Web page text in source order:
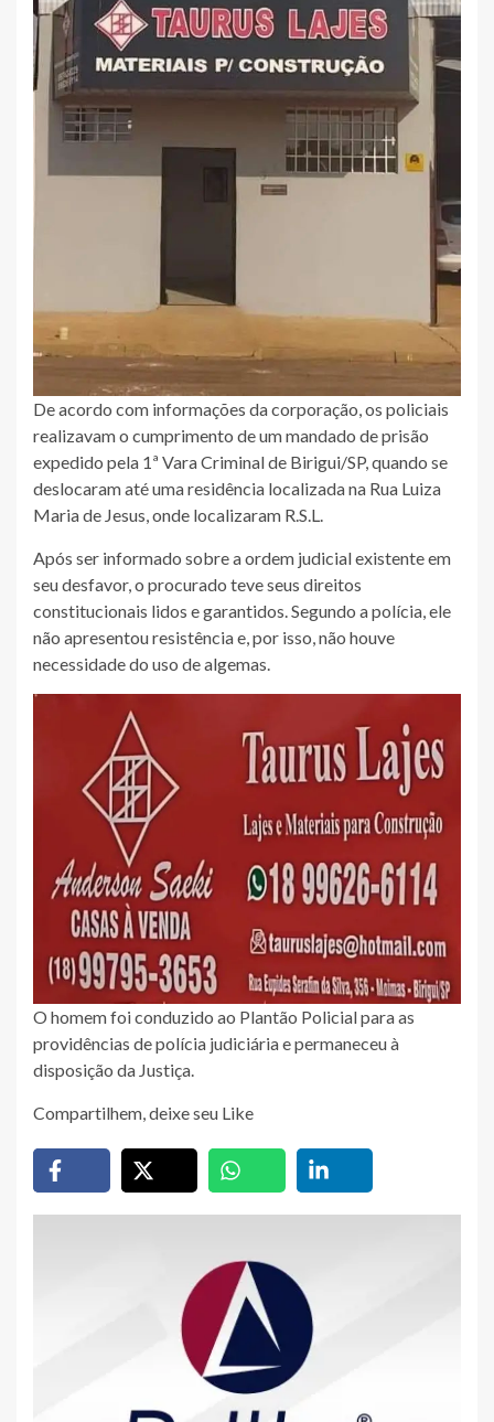
De acordo com informações da corporação, os policiais
realizavam o cumprimento de um mandado de prisão
expedido pela 1ª Vara Criminal de Birigui/SP, quando se
deslocaram até uma residência localizada na Rua Luiza
Maria de Jesus, onde localizaram R.S.L.
Após ser informado sobre a ordem judicial existente em
seu desfavor, o procurado teve seus direitos
constitucionais lidos e garantidos. Segundo a polícia, ele
não apresentou resistência e, por isso, não houve
necessidade do uso de algemas.
O homem foi conduzido ao Plantão Policial para as
providências de polícia judiciária e permaneceu à
disposição da Justiça.
Compartilhem, deixe seu Like